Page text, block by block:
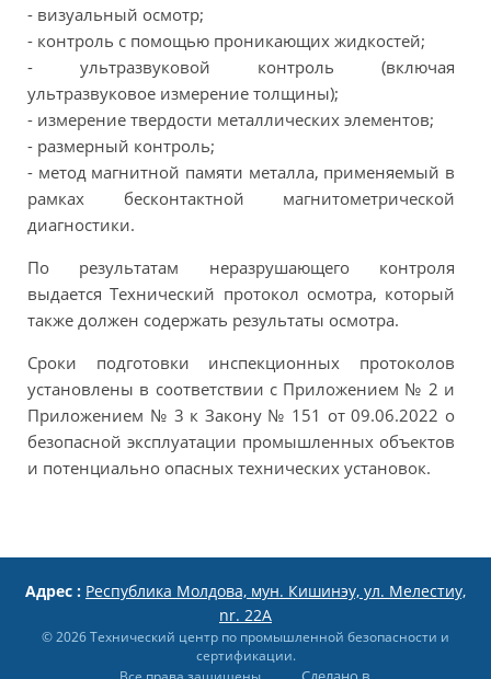
- визуальный осмотр;
- контроль с помощью проникающих жидкостей;
- ультразвуковой контроль (включая
ультразвуковое измерение толщины);
- измерение твердости металлических элементов;
- размерный контроль;
- метод магнитной памяти металла, применяемый в
рамках бесконтактной магнитометрической
диагностики.
По результатам неразрушающего контроля
выдается Технический протокол осмотра, который
также должен содержать результаты осмотра.
Сроки подготовки инспекционных протоколов
установлены в соответствии с Приложением № 2 и
Приложением № 3 к Закону № 151 от 09.06.2022 о
безопасной эксплуатации промышленных объектов
и потенциально опасных технических установок.
Адрес : Республика Молдова, мун. Кишинэу, ул. Мелестиу,
nr. 22A
© 2026 Технический центр по промышленной безопасности и
сертификации.